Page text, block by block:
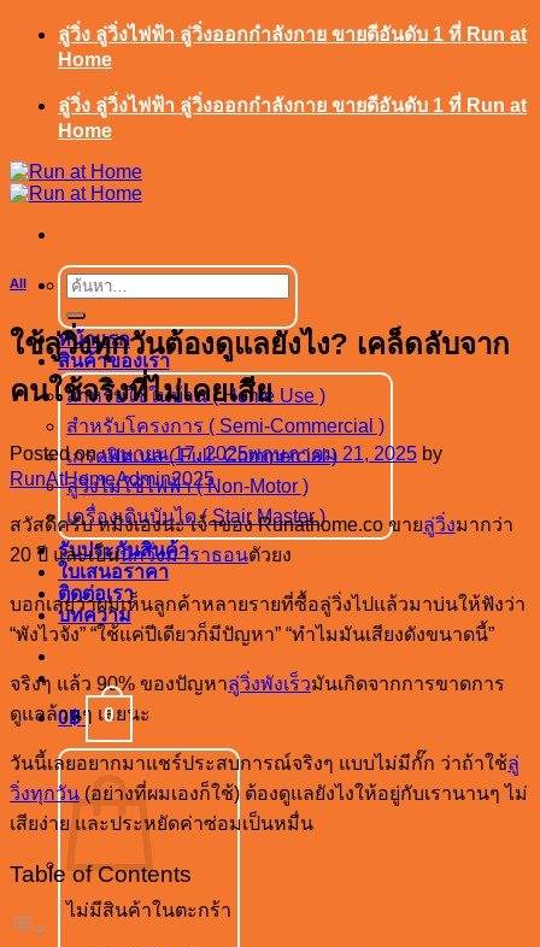
ข้าม
เนื้อหา
ลู่วิ่ง ลู่วิ่งไฟฟ้า ลู่วิ่งออกกำลังกาย ขายดีอันดับ 1 ที่ Run at
Home
ลู่วิ่ง ลู่วิ่งไฟฟ้า ลู่วิ่งออกกำลังกาย ขายดีอันดับ 1 ที่ Run at
Home
ค้นหา:
หน้าแรก
สินค้าของเรา
สำหรับใช้ในบ้าน ( Home Use )
สำหรับโครงการ ( Semi-Commercial )
เกรดฟิตเนส ( Full- Commercial )
ลู่วิ่งไม่ใช้ไฟฟ้า ( Non-Motor )
เครื่องเดินบันได ( Stair Master )
รับประกันสินค้า
ใบเสนอราคา
ติดต่อเรา
บทความ
0฿ 0
ไม่มีสินค้าในตะกร้า
All
ใช้ลู่วิ่งทุกวันต้องดูแลยังไง? เคล็ดลับจาก
คนใช้จริงที่ไม่เคยเสีย
Posted onเมษายน 17, 2025พฤษภาคม 21, 2025 by
RunAtHomeAdmin2025
สวัสดีครับ หมิงเองนะ เจ้าของ Runathome.co ขายลู่วิ่งมากว่า
20 ปี และเป็นนักวิ่งมาราธอนตัวยง
บอกเลยว่าผมเห็นลูกค้าหลายรายที่ซื้อลู่วิ่งไปแล้วมาบ่นให้ฟังว่า
“พังไวจัง” “ใช้แค่ปีเดียวก็มีปัญหา” “ทำไมมันเสียงดังขนาดนี้”
จริงๆ แล้ว 90% ของปัญหาลู่วิ่งพังเร็วมันเกิดจากการขาดการ
ดูแลล้วนๆ เลยนะ
วันนี้เลยอยากมาแชร์ประสบการณ์จริงๆ แบบไม่มีกั๊ก ว่าถ้าใช้ลู่
วิ่งทุกวัน (อย่างที่ผมเองก็ใช้) ต้องดูแลยังไงให้อยู่กับเรานานๆ ไม่
เสียง่าย และประหยัดค่าซ่อมเป็นหมื่น
Table of Contents